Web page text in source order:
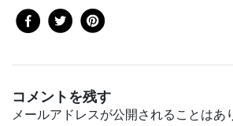
コメントを残す
メールアドレスが公開されることはあ